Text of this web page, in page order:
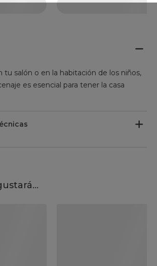
tu salón o en la habitación de los niños,
es esencial para tener la casa